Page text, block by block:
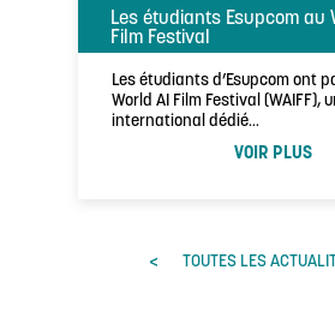
Les étudiants Esupcom au
Film Festival
Les étudiants d’Esupcom ont
World AI Film Festival (WAIFF),
international dédié…
VOIR PLUS
< TOUTES LES